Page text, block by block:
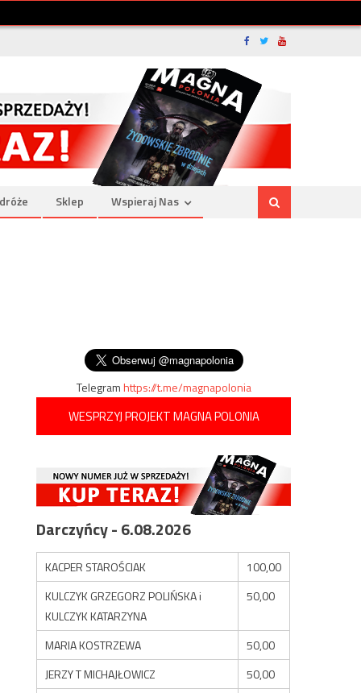
Sklep Wspieraj Nas
Telegramhttps://t.me/magnapolonia
WESPRZYJ PROJEKT MAGNA POLONIA
Darczyńcy - 6.08.2026
KACPER STAROŚCIAK
100,00
KULCZYK GRZEGORZ POLIŃSKA i
KULCZYK KATARZYNA
50,00
MARIA KOSTRZEWA
50,00
JERZY T MICHAJŁOWICZ
50,00